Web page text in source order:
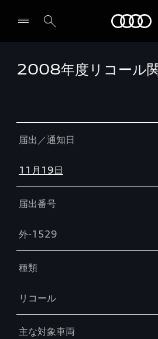
2008年度リコール
届出／通知日
11月19日
届出番号
外-1529
種類
リコール
主な対象車両